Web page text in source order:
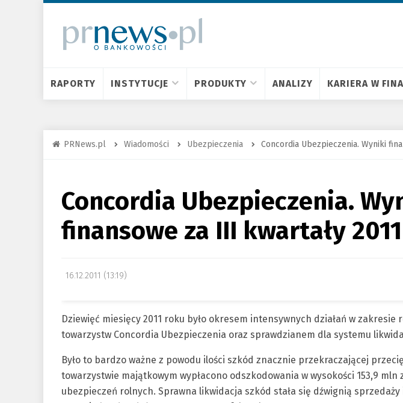
RAPORTY INSTYTUCJE PRODUKTY ANALIZY KARIERA W
PRNews.pl Wiadomości Ubezpieczenia Concordia Ubezpieczenia. Wyniki
Concordia Ubezpieczenia.
finansowe za III kwartały
16.12.2011 (13:19)
Dziewięć miesięcy 2011 roku było okresem intensywnych działań w
towarzystw Concordia Ubezpieczenia oraz sprawdzianem dla systemu
Było to bardzo ważne z powodu ilości szkód znacznie przekraczającej
towarzystwie majątkowym wypłacono odszkodowania w wysokości 153,9 mln
ubezpieczeń rolnych. Sprawna likwidacja szkód stała się dźwignią sprzedaży